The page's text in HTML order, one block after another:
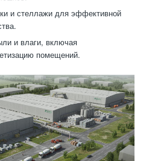
и стеллажи для эффективной
и влаги, включая
помещений.